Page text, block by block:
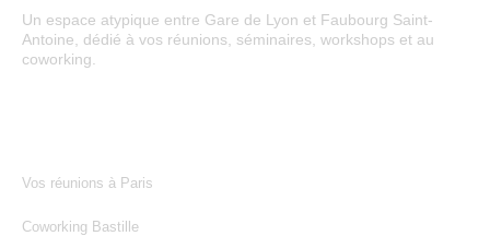
Un espace atypique entre Gare de Lyon et Faubourg Saint-
Antoine, dédié à vos réunions, séminaires, workshops et au
coworking.
Vos réunions à Paris
Coworking Bastille